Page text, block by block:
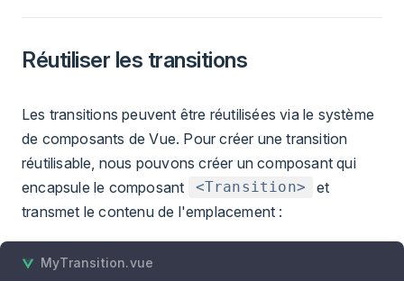
Réutiliser les transitions
Les transitions peuvent être réutilisées via le système
de composants de Vue. Pour créer une transition
réutilisable, nous pouvons créer un composant qui
encapsule le composant
<Transition>
et
transmet le contenu de l'emplacement :
MyTransition.vue